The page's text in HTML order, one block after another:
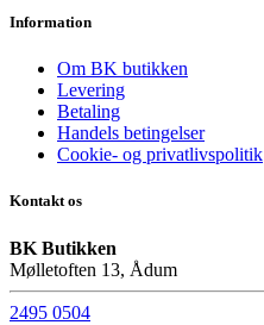
Information
Om BK butikken
Levering
Betaling
Handels betingelser
Cookie- og privatlivspolitik
Kontakt os
BK Butikken
Mølletoften 13, Ådum
2495 0504